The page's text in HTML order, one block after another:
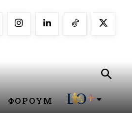
ΦΟΡΟΥΜ